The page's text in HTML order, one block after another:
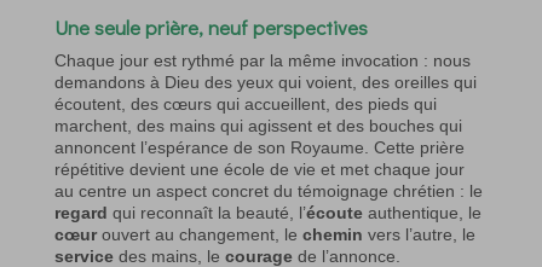
Une seule prière, neuf perspectives
Chaque jour est rythmé par la même invocation : nous
demandons à Dieu des yeux qui voient, des oreilles qui
écoutent, des cœurs qui accueillent, des pieds qui
marchent, des mains qui agissent et des bouches qui
annoncent l’espérance de son Royaume. Cette prière
répétitive devient une école de vie et met chaque jour
au centre un aspect concret du témoignage chrétien : le
regard qui reconnaît la beauté, l’écouteauthentique, le
cœurouvert au changement, le chemin vers l’autre, le
servicedes mains, le couragede l’annonce.